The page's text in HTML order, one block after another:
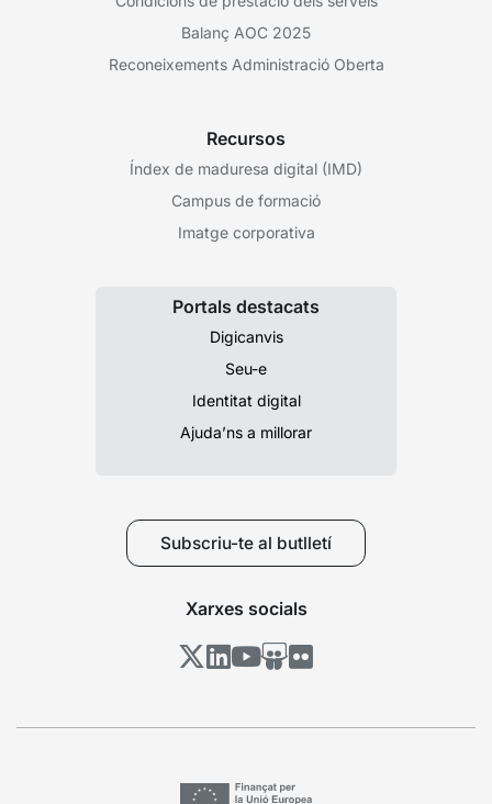
Balanç AOC 2025
Reconeixements Administració Oberta
Recursos
Índex de maduresa digital (IMD)
Campus de formació
Imatge corporativa
Portals destacats
Digicanvis
Seu-e
Identitat digital
Ajuda’ns a millorar
Subscriu-te al butlletí
Xarxes socials